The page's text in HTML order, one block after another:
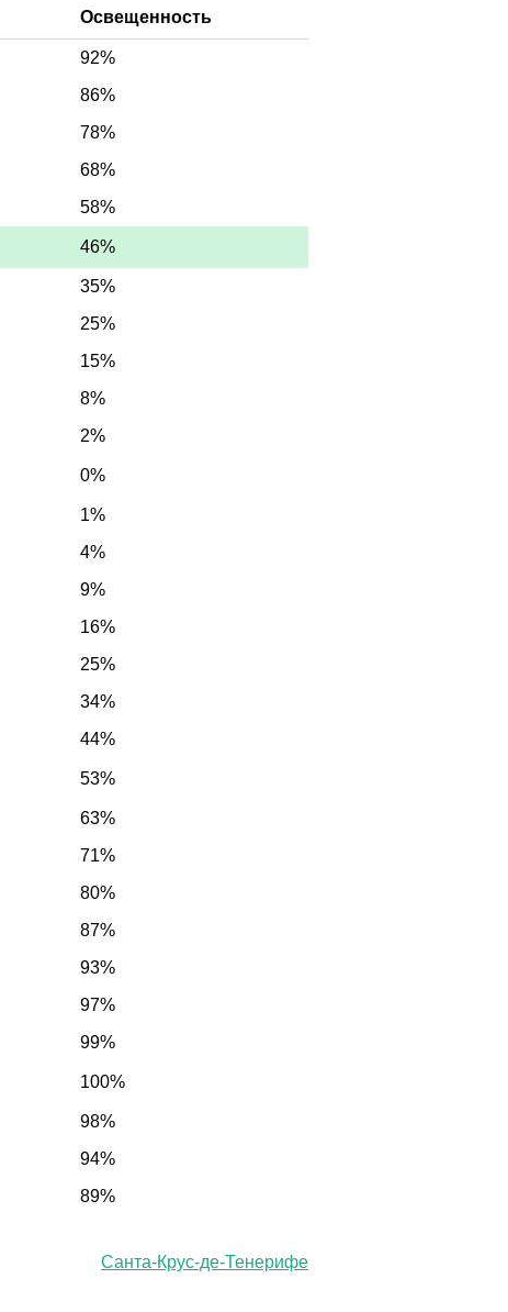
Освещенность
92%
86%
78%
68%
58%
46%
35%
25%
15%
8%
2%
0%
1%
4%
9%
16%
25%
34%
44%
53%
63%
71%
80%
87%
93%
97%
99%
100%
98%
94%
89%
Санта-Крус-де-Тенерифе